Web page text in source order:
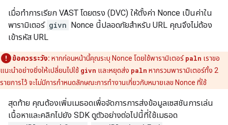
เมื่อทำการเรียก VAST โดยตรง (DVC) ให้ตั้งค่า Nonce เป็นค่าใน
พารามิเตอร์ givn Nonce นี้ปลอดภัยสำหรับ URL คุณจึงไม่ต้อง
เข้ารหัส URL
ข้อควรระวัง: หากก่อนหน้านี้คุณระบุ Nonce โดยใช้พารามิเตอร์paln เราขอ
แนะนําอย่างยิ่งให้เปลี่ยนไปใช้ givn และหยุดส่ง paln หากรวมพารามิเตอร์ทั้ง 2
รายการไว้ จะไม่มีการกำหนดลักษณะการทำงานเกี่ยวกับหมายเลข Nonce ที่ใช้
สุดท้าย คุณต้องเพิ่มเมธอดเพื่อจัดการการส่งข้อมูลเซสชันการเล่น
เนื้อหาและคลิกไปยัง SDK ดูตัวอย่างต่อไปนี้ที่ใช้เมธอด